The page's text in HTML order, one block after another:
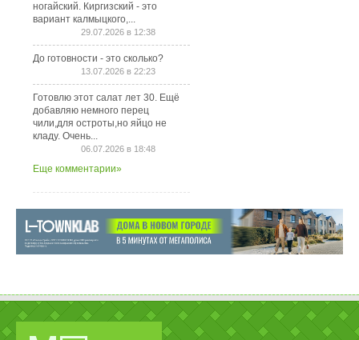
ногайский. Киргизский - это
вариант калмыцкого,...
29.07.2026 в 12:38
До готовности - это сколько?
13.07.2026 в 22:23
Готовлю этот салат лет 30. Ещё
добавляю немного перец
чили,для остроты,но яйцо не
кладу. Очень...
06.07.2026 в 18:48
Еще комментарии»